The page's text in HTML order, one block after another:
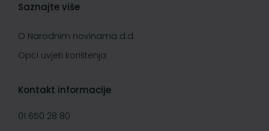
Saznajte više
O Narodnim novinama d.d.
Opći uvjeti korištenja
Kontakt informacije
01 650 28 80